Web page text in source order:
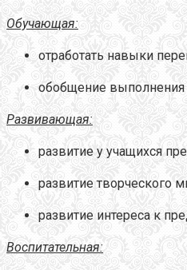
Обучающая:
отработать навыки
обобщение выполнения
Развивающая:
развитие у учащихся
развитие творческого
развитие интереса к
Воспитательная: